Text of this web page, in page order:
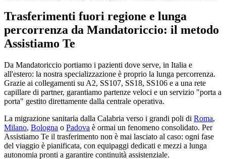
Trasferimenti fuori regione e lunga
percorrenza da Mandatoriccio: il metodo
Assistiamo Te
Da Mandatoriccio portiamo i pazienti dove serve, in Italia e
all'estero: la nostra specializzazione è proprio la lunga percorrenza.
Grazie ai collegamenti su A2, SS107, SS18, SS106 e a una rete
capillare di partner, garantiamo partenze veloci e un servizio "porta a
porta" gestito direttamente dalla centrale operativa.
La migrazione sanitaria dalla Calabria verso i grandi poli di Roma,
Milano, Bologna o Padova è ormai un fenomeno consolidato. Per
Assistiamo Te il trasferimento non è mai lasciato al caso: ogni fase
del viaggio è pianificata, con equipaggi dedicati e mezzi a lunga
autonomia pronti a garantire continuità assistenziale.